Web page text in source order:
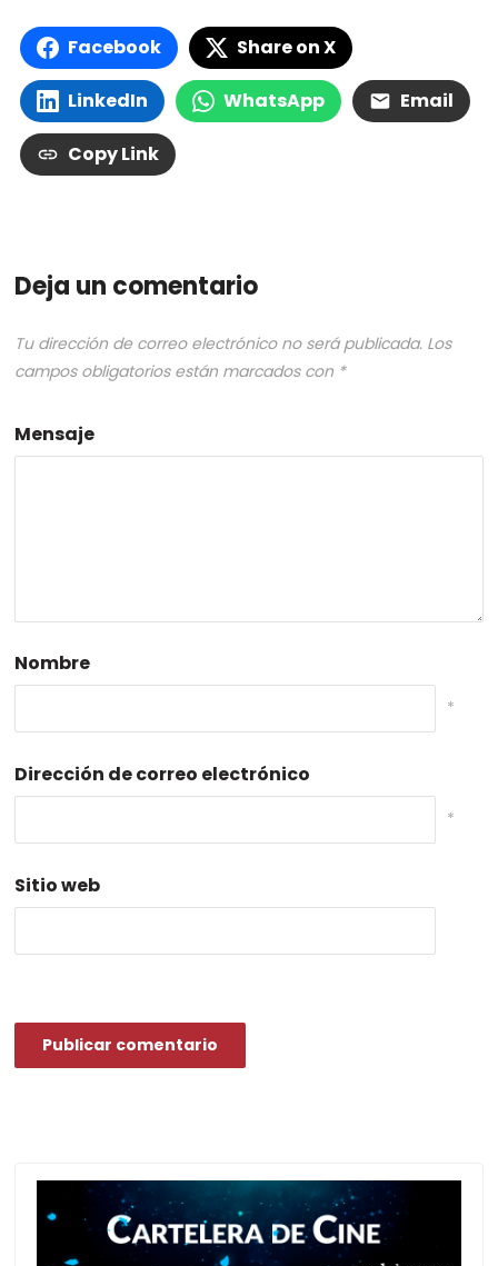
Facebook Share on X
LinkedIn WhatsApp Email
Copy Link
Deja un comentario
Tu dirección de correo electrónico no será publicada. Los
campos obligatorios están marcados con *
Mensaje
Nombre
*
Dirección de correo electrónico
*
Sitio web